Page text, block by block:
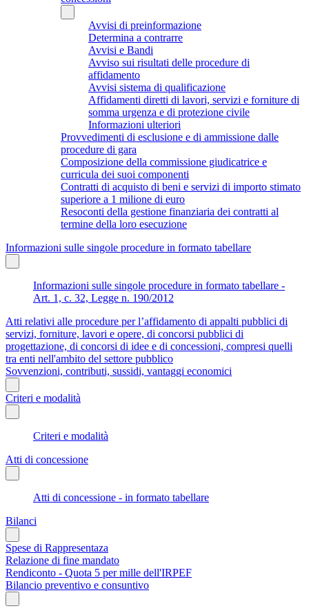
Avvisi di preinformazione
Determina a contrarre
Avvisi e Bandi
Avviso sui risultati delle procedure di
affidamento
Avvisi sistema di qualificazione
Affidamenti diretti di lavori, servizi e forniture di
somma urgenza e di protezione civile
Informazioni ulteriori
Provvedimenti di esclusione e di ammissione dalle
procedure di gara
Composizione della commissione giudicatrice e
curricula dei suoi componenti
Contratti di acquisto di beni e servizi di importo stimato
superiore a 1 milione di euro
Resoconti della gestione finanziaria dei contratti al
termine della loro esecuzione
Informazioni sulle singole procedure in formato tabellare
Informazioni sulle singole procedure in formato tabellare -
Art. 1, c. 32, Legge n. 190/2012
Atti relativi alle procedure per l’affidamento di appalti pubblici di
servizi, forniture, lavori e opere, di concorsi pubblici di
progettazione, di concorsi di idee e di concessioni, compresi quelli
tra enti nell'ambito del settore pubblico
Sovvenzioni, contributi, sussidi, vantaggi economici
Criteri e modalità
Criteri e modalità
Atti di concessione
Atti di concessione - in formato tabellare
Bilanci
Spese di Rappresentaza
Relazione di fine mandato
Rendiconto - Quota 5 per mille dell'IRPEF
Bilancio preventivo e consuntivo